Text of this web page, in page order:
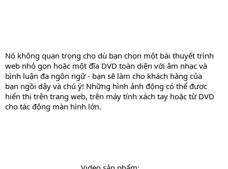
Nó không quan trọng cho dù bạn chọn một bài thuyết trình
web nhỏ gọn hoặc một đĩa DVD toàn diện với âm nhạc và
bình luận đa ngôn ngữ - bạn sẽ làm cho khách hàng của
bạn ngồi dậy và chú ý! Những hình ảnh động có thể được
hiển thị trên trang web, trên máy tính xách tay hoặc từ DVD
cho tác động màn hình lớn.